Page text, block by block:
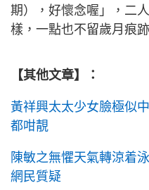
期），好懷念喔」，二
樣，一點也不留歲月痕跡
【其他文章】：
黃祥興太太少女臉極似
都咁靚
陳敏之無懼天氣轉涼着
網民質疑